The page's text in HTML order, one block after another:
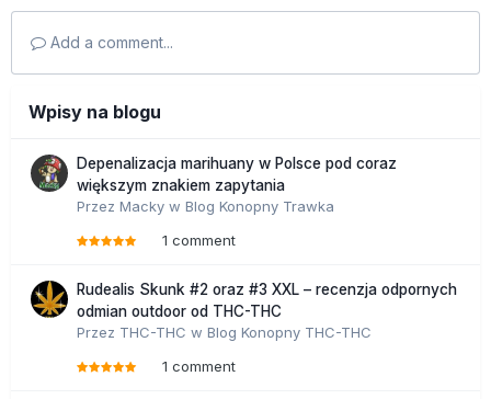
Add a comment...
Wpisy na blogu
Depenalizacja marihuany w Polsce pod coraz
większym znakiem zapytania
Przez Macky w Blog Konopny Trawka
1 comment
Rudealis Skunk #2 oraz #3 XXL – recenzja odpornych
odmian outdoor od THC-THC
Przez THC-THC w Blog Konopny THC-THC
1 comment